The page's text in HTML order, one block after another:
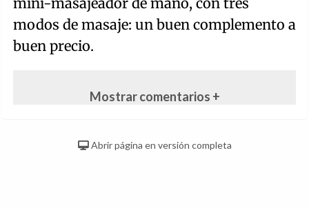
modos de masaje: un buen complemento a
buen precio.
Mostrar comentarios +
Abrir página en versión completa